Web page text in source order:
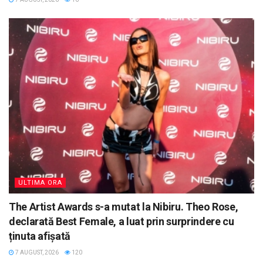
ULTIMA ORA
The Artist Awards s-a mutat la Nibiru. Theo Rose,
declarată Best Female, a luat prin surprindere cu
ținuta afișată
7 AUGUST, 2026 120